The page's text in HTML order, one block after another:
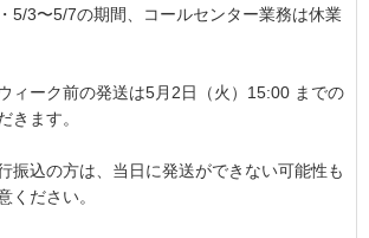
5/3〜5/7の期間、コールセンター業務は休業
ィーク前の発送は5月2日（火）15:00 までの
きます。
振込の方は、当日に発送ができない可能性も
ください。